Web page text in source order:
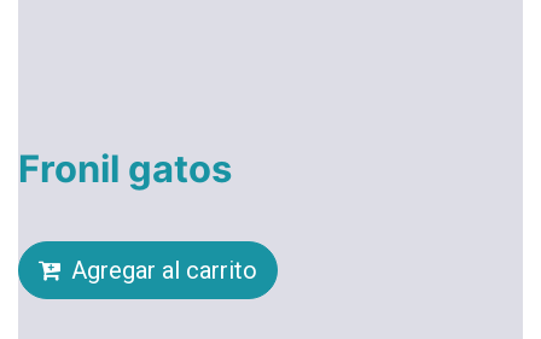
Fronil gatos
Agregar al carrito